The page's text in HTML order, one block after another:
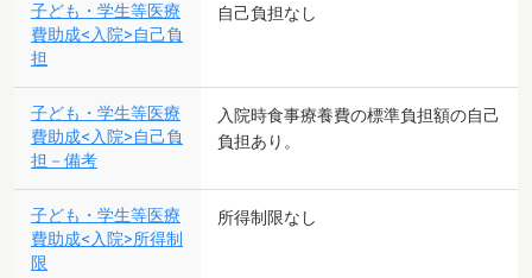
子ども・学生等医療
費助成<入院>自己負
担
自己負担なし
子ども・学生等医療
費助成<入院>自己負
担－備考
入院時食事療養費の標準負担額の自己
負担あり。
子ども・学生等医療
費助成<入院>所得制
限
所得制限なし